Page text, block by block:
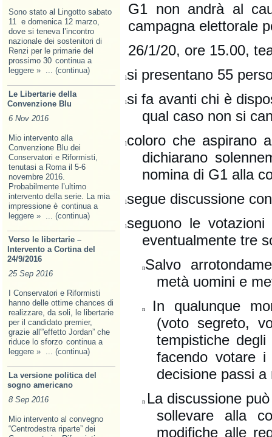
Sono stato al Lingotto sabato
11 e domenica 12 marzo,
dove si teneva l’incontro
nazionale dei sostenitori di
Renzi per le primarie del
prossimo 30 continua a
leggere » ... (continua)
Le Libertarie della
Convenzione Blu
6 Nov 2016
Mio intervento alla
Convenzione Blu dei
Conservatori e Riformisti,
tenutasi a Roma il 5-6
novembre 2016.
Probabilmente l’ultimo
intervento della serie. La mia
impressione è continua a
leggere » ... (continua)
Verso le libertarie –
Intervento a Cortina del
24/9/2016
25 Sep 2016
I Conservatori e Riformisti
hanno delle ottime chances di
realizzare, da soli, le libertarie
per il candidato premier,
grazie all'”effetto Jordan” che
riduce lo sforzo continua a
leggere » ... (continua)
La versione politica del
sogno americano
8 Sep 2016
Mio intervento al convegno
“Centrodestra riparte” dei
G1 non andrà al
campagna elettorale
26/1/20, ore 15.00,
lsi presentano 55
lsi fa avanti chi è
qual caso non si
lcoloro che aspirano
dichiarano
nomina di G1 alla
lsegue discussione
lseguono le
eventualmente tre
nSalvo
metà uomini e
n
In qualunque
(voto segreto,
tempistiche
facendo votare i
decisione passi
n La discussione
sollevare alla
modifiche alle